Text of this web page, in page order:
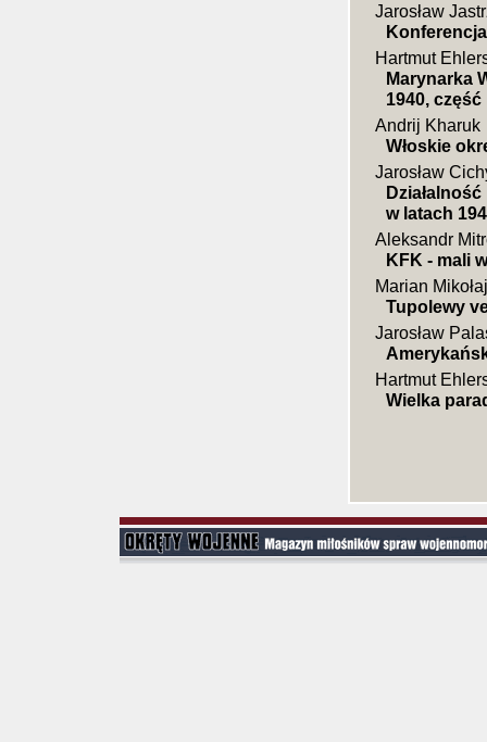
Jarosław
Hartmut
Marynarka
1940, część
Andrij Kharuk
Włoskie
Jarosław
w latach
Aleksandr
KFK - mali
Marian
Tupolewy
Jarosław
Hartmut
Wielka